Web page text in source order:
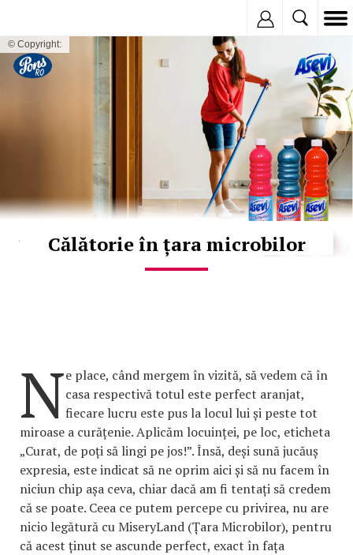
© Copyright:
Călătorie în țara microbilor
Ne place, când mergem în vizită, să vedem că în
casa respectivă totul este perfect aranjat,
fiecare lucru este pus la locul lui și peste tot
miroase a curățenie. Aplicăm locuinței, pe loc, eticheta
„Curat, de poți să lingi pe jos!”. Însă, deși sună jucăuș
expresia, este indicat să ne oprim aici și să nu facem în
niciun chip așa ceva, chiar dacă am fi tentați să credem
că se poate. Ceea ce putem percepe cu privirea, nu are
nicio legătură cu MiseryLand (Țara Microbilor), pentru
că acest ținut se ascunde perfect, exact în fața